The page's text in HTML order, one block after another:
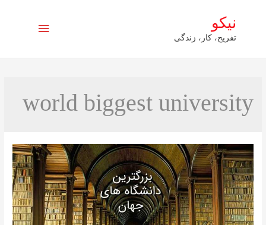
نیکو
تفریح، کار، زندگی
فهرست
world biggest university